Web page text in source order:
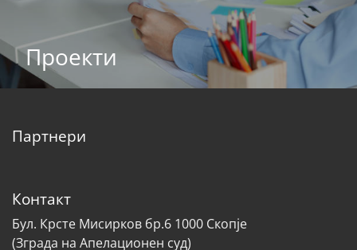
Проекти
Партнери
Контакт
Бул. Крсте Мисирков бр.6 1000 Скопје
(Зграда на Апелационен суд)